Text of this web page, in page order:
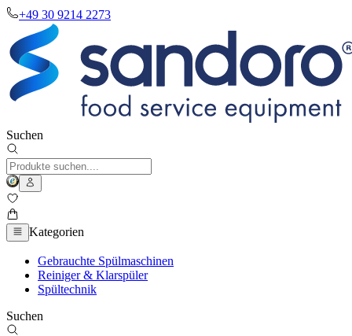
+49 30 9214 2273
Suchen
Kategorien
Gebrauchte Spülmaschinen
Reiniger & Klarspüler
Spültechnik
Suchen